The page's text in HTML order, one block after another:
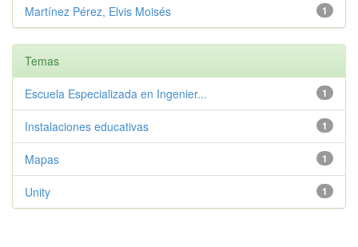
1
Martínez Pérez, Elvis Moisés
Temas
1
Escuela Especializada en Ingenier...
1
Instalaciones educativas
1
Mapas
1
Unity